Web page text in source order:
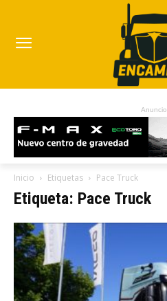
Anuncio
Inicio Etiquetas Pace Truck
Etiqueta: Pace Truck